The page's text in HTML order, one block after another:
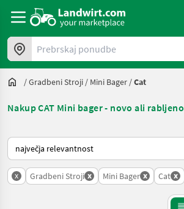
Prebrskaj ponudbe
/Gradbeni Stroji / Mini Bager /Cat
Nakup CAT Mini bager - novo ali rabljeno
Tako je razvrščeno na Landwirt.com
x Gradbeni Stroji x Mini Bager x Cat x